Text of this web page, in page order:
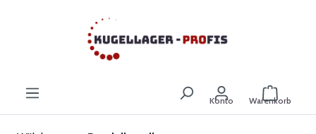
Zum Hauptinhalt springen
Konto Warenkorb